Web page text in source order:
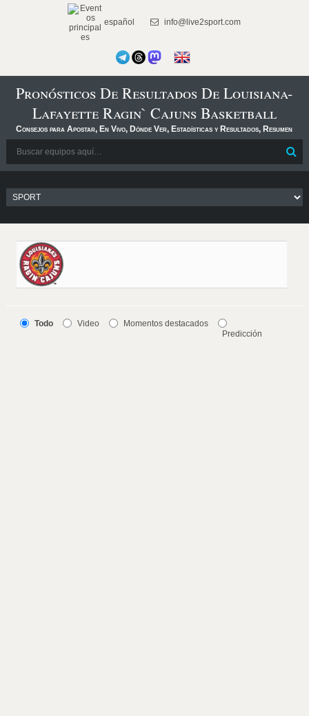
español info@live2sport.com
Pronósticos De Resultados De Louisiana-
Lafayette Ragin` Cajuns Basketball
Consejos para Apostar, En Vivo, Dónde Ver, Estadísticas y Resultados, Resumen
Todo Video
Momentos destacados
Predicción